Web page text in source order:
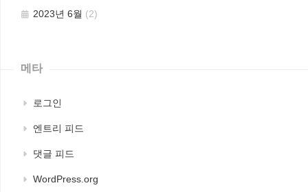
2023년 6월 (2)
메타
로그인
엔트리 피드
댓글 피드
WordPress.org